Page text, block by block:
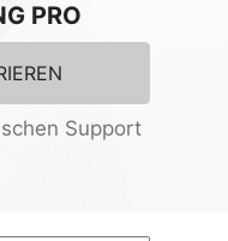
PRO
Support